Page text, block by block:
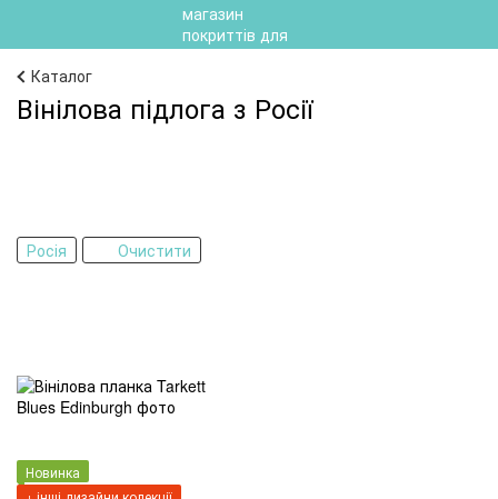
Каталог
Вінілова підлога з Росії
Росія Очистити
Новинка